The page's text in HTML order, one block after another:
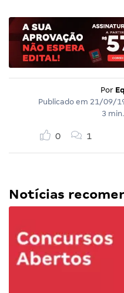
Por
Publicado em 21/09/
3
0 1
Notícias